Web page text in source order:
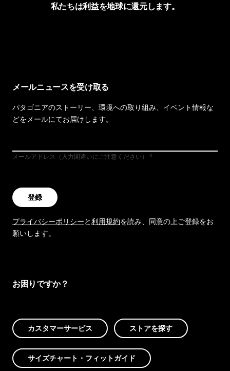
私たちは利益を地球に還元します。
メールニュースを受け取る
パタゴニアのストーリー、環境への取り組み、イベント情報な
どをメールにてお届けします。
メールアドレス（入力間違いにご注意ください）
登録
プライバシーポリシーと利用規約を読み、同意の上ご登録をお
願いします。
お困りですか？
カスタマーサービス ストアを探す
サイズチャート・フィットガイド